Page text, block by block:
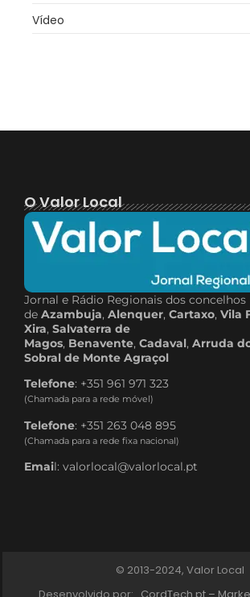
Vídeo
O Valor Local
Jornal e Rádio Regionais dos concelhos
de Azambuja, Alenquer, Cartaxo, Vila
Xira, Salvaterra de
Magos, Benavente, Cadaval, Arruda
Sobral de Monte Agraçol
Telefone: +351 961 971 323
(Chamada para a rede móvel)
Telefone: +351 263 048 895
(Chamada para a rede fixa nacional)
Email: valorlocal@valorlocal.pt
© 2013-2024, Valor Local
Desenvolvido por: CordTech.pt –